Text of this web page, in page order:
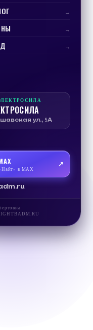
→
→
→
ул., 5А
в MAX
↗